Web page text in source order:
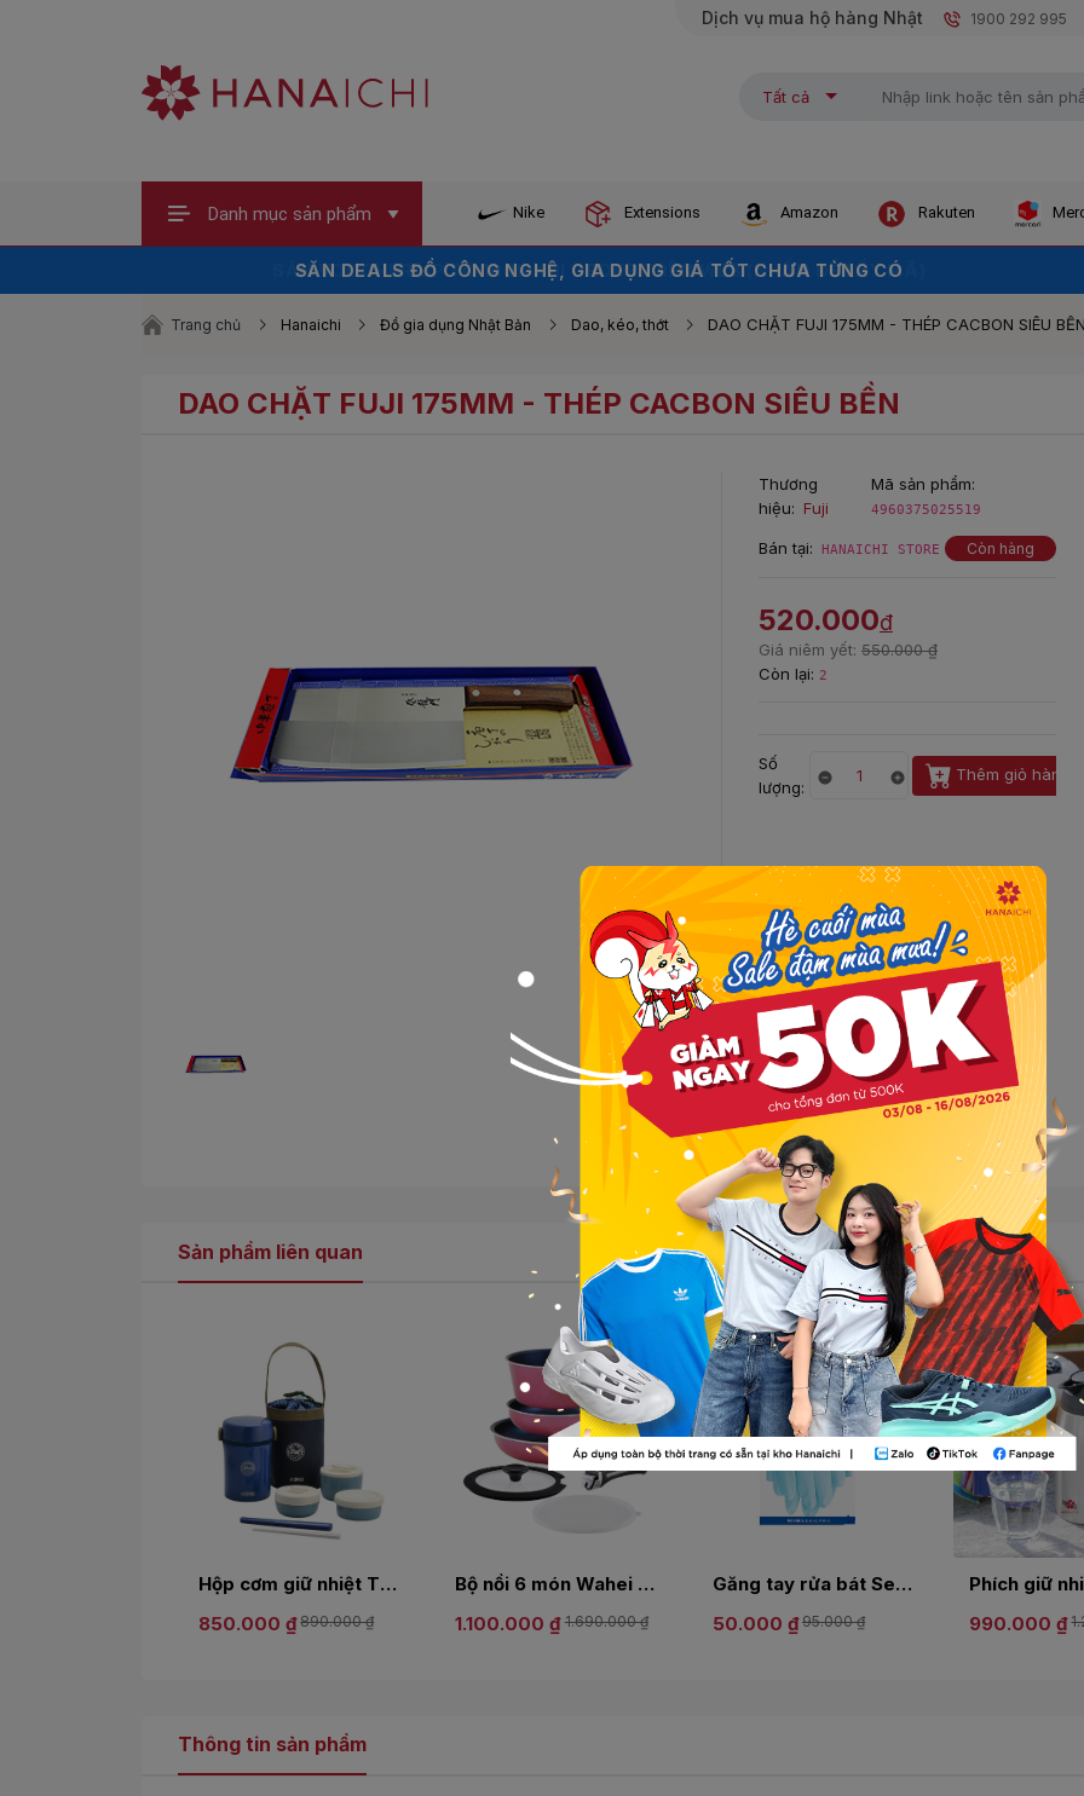
Dịch vụ mua hộ hàng Nhật 1900 292 995
Tất cả
Danh mục sản phẩm Nike Extensions Amazon Rakuten
HÀNG HOT XẢ KHO - GIÁ SALE CHẠM ĐÁY
SĂN DEALS ĐỒ CÔNG NGHỆ, GIA DỤNG GIÁ TỐT CHƯA TỪNG CÓ
SĂN VOUCHER UP TO 100K KHI ORDER TRÊN WEB (NHẤN ĐỂ LẤY MÃ)
Trang chủ Hanaichi Đồ gia dụng Nhật Bản Dao, kéo, thớt DAO CHẶT FUJI 175MM - THÉP CACBON SIÊU BỀN
DAO CHẶT FUJI 175MM - THÉP CACBON SIÊU BỀN
Thương
hiệu: Fuji
Mã sản phẩm:
4960375025519
Bán tại: HANAICHI STORE Còn hàng
520.000đ
Giá niêm yết: 550.000 ₫
Còn lại: 2
Số
lượng:
Thêm giỏ hàng
Sản phẩm liên quan
Hộp cơm giữ nhiệt Thermos JBC-801(NVY) - Màu xanh
850.000 ₫ 890.000 ₫
Bộ nồi 6 món Wahei Freiz ACM-9377 - màu hồng
1.100.000 ₫ 1.690.000 ₫
-50%
Găng tay rửa bát Seiwa size L
50.000 ₫ 95.000 ₫
990.000 ₫
Thông tin sản phẩm